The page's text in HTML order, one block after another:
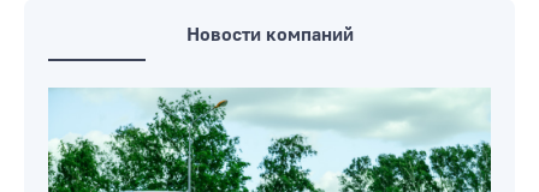
Новости компаний